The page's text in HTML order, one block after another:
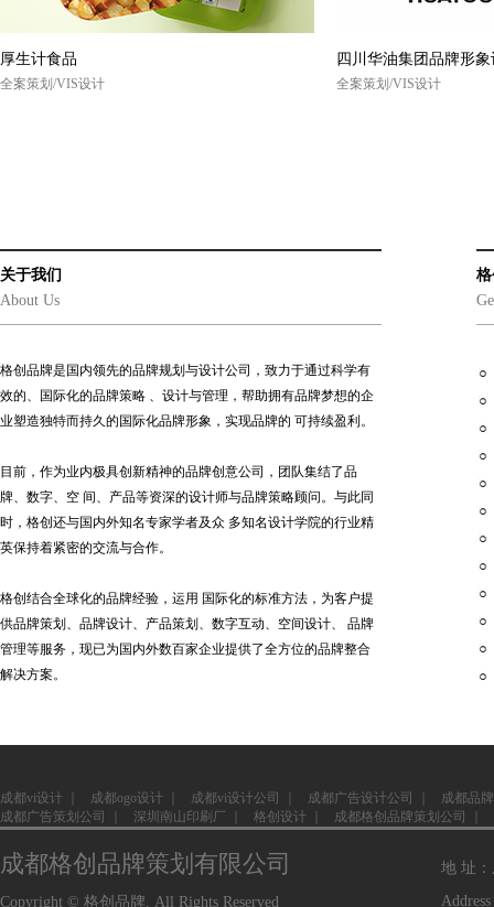
厚生计食品
全案策划/VIS设计
四川华油集团品牌形
全案策划/VIS设计
关于我们
About Us
格创品牌是国内领先的品牌规划与设计公司，致力于通过科学有
效的、国际化的品牌策略 、设计与管理，帮助拥有品牌梦想的企
业塑造独特而持久的国际化品牌形象，实现品牌的 可持续盈利。
目前，作为业内极具创新精神的品牌创意公司，团队集结了品
牌、数字、空 间、产品等资深的设计师与品牌策略顾问。与此同
时，格创还与国内外知名专家学者及众 多知名设计学院的行业精
英保持着紧密的交流与合作。
格创结合全球化的品牌经验，运用 国际化的标准方法，为客户提
供品牌策划、品牌设计、产品策划、数字互动、空间设计、 品牌
管理等服务，现已为国内外数百家企业提供了全方位的品牌整合
解决方案。
成都vi设计 成都ogo设计 成都vi设计公司 成都广告设计公司
成都品
成都广告策划公司
深圳南山印刷厂 格创设计 成都格创品牌策划公司
成都格创品牌策划有限公司
Copyright © 格创品牌. All Rights Reserved
地 址